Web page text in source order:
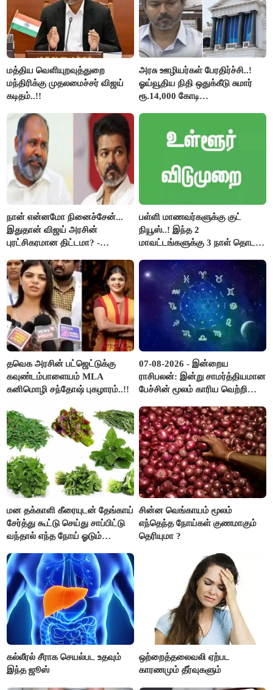
மத்திய வெளியுறவுத்துறை
மந்திரிக்கு முதலமைச்சர் விஜய்
கடிதம்..!!
அரசு ஊழியர்கள் பேரதிர்ச்சி..!
ஓய்வூதிய நிதி ஒதுக்கீடு சுமார்
ரூ.14,000 கோடி
நான் என்னமோ நினைச்சேன்...
இதுதான் விஜய் அரசின்
புரட்சிகரமான திட்டமா? -
பள்ளி மாணவர்களுக்கு குட்
நியூஸ்..! இந்த 2
மாவட்டங்களுக்கு 3 நாள் தொடர்
தவெக அரசின் பட்ஜெட்டுக்கு
கவுண்டம்பாளையம் MLA
கனிமொழி சந்தோஷ் புகழாரம்..!!
07-08-2026 - இன்றைய
ராசிபலன்: இன்று சாமர்த்தியமான
பேச்சின் மூலம் காரிய வெற்றி
பொறுப்புகளை ஒப்படைப்பதில்
கவனம் தேவை..!
மன தக்காளி கீரையுடன் தேங்காய்
சேர்த்து கூட்டு செய்து சாப்பிட்டு
வந்தால் எந்த நோய் ஓடும்
சின்ன வெங்காயம் மூலம்
எந்தெந்த நோய்கள் குணமாகும்
தெரியுமா ?
கல்லீரல் சீராக செயல்பட உதவும்
இந்த ஜூஸ்
ஒற்றைத்தலைவலி ஏற்பட
காரணமும் தீர்வுகளும்